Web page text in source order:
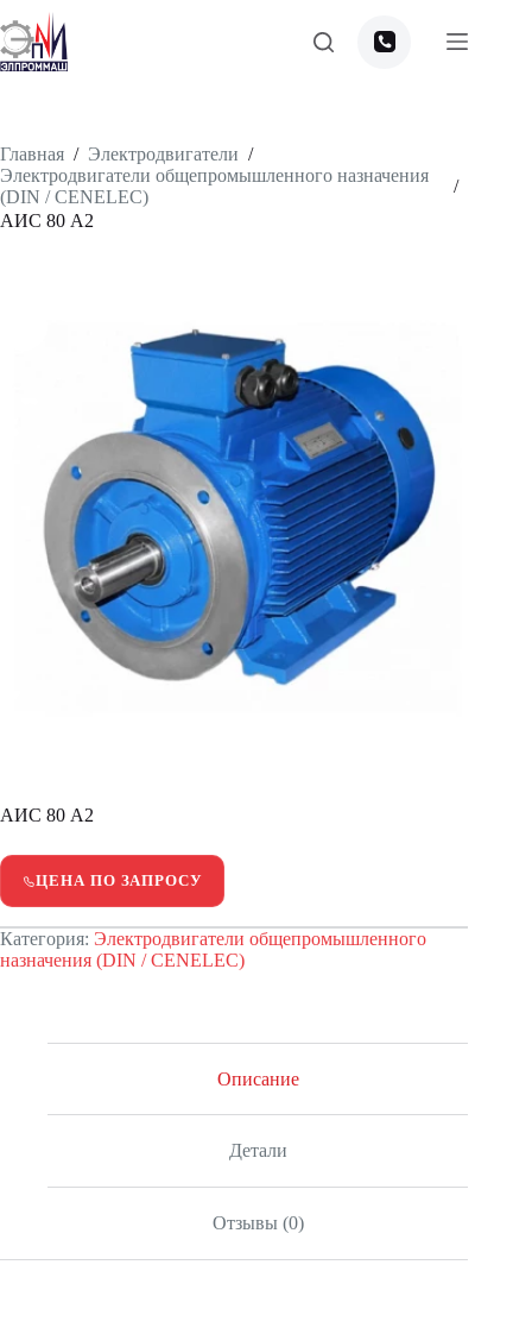
Перейти
к
сути
Главная / Электродвигатели /
Электродвигатели общепромышленного назначения
(DIN / CENELEC)
/
АИС 80 А2
АИС 80 А2
ЦЕНА ПО ЗАПРОСУ
Категория: Электродвигатели общепромышленного
назначения (DIN / CENELEC)
Описание
Детали
Отзывы (0)